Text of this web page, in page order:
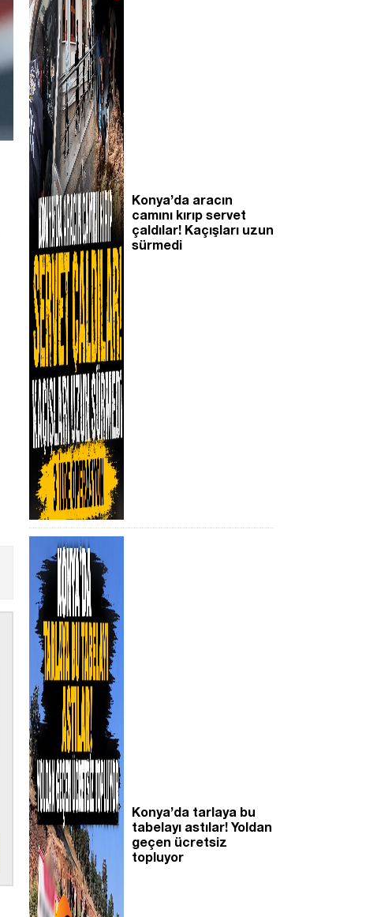
Konya’da aracın
camını kırıp servet
çaldılar! Kaçışları uzun
sürmedi
Konya’da tarlaya bu
tabelayı astılar! Yoldan
geçen ücretsiz
topluyor